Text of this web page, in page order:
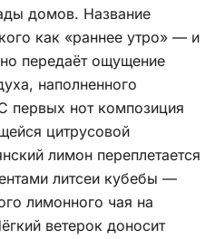
домов. Название
как «раннее утро» — и
передаёт ощущение
наполненного
первых нот композиция
цитрусовой
лимон переплетается
литсеи кубебы —
лимонного чая на
ветерок доносит